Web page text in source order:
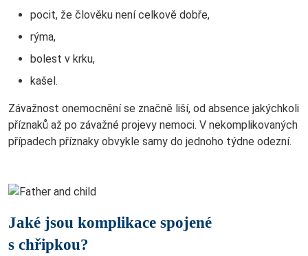
pocit, že člověku není celkově dobře,
rýma,
bolest v krku,
kašel.
Závažnost onemocnění se značně liší, od absence jakýchkoli
příznaků až po závažné projevy nemoci. V nekomplikovaných
případech příznaky obvykle samy do jednoho týdne odezní.
Jaké jsou komplikace spojené
s chřipkou?